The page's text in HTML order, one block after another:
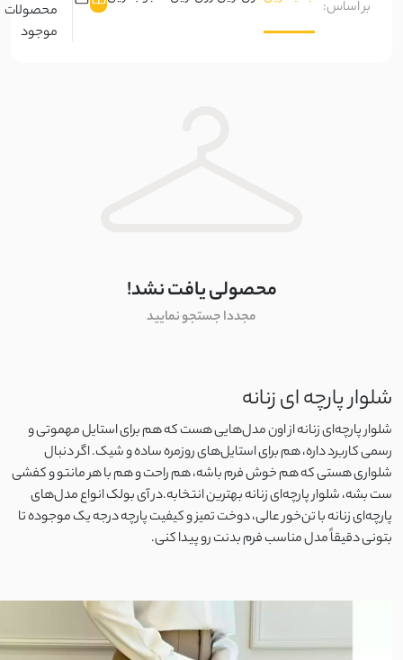
کراش
لینن کنفی
ابروبادی
کرسپو
ژاکارد
الیاف طبیعی
بالون
بر اساس:
محصولات
موجود
محصولی یافت نشد!
مجددا جستجو نمایید
شلوار پارچه ای زنانه
شلوار پارچه‌ای زنانه از اون مدل‌هایی هست که هم برای استایل مهموتی و
رسمی کاربرد داره، هم برای استایل‌های روزمره ساده و شیک. اگر دنبال
شلواری هستی که هم خوش‌ فرم باشه، هم راحت و هم با هر مانتو و کفشی
ست بشه، شلوار پارچه‌ای زنانه بهترین انتخابه.در آی‌ بولک انواع مدل‌های
پارچه‌ای زنانه با تن‌خور عالی، دوخت تمیز و کیفیت پارچه درجه‌ یک موجوده تا
بتونی دقیقاً مدل مناسب فرم بدنت رو پیدا کنی.